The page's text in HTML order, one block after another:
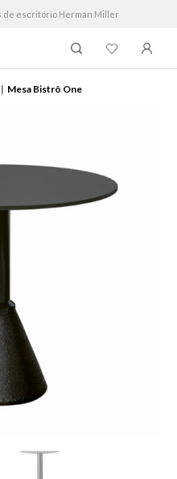
de escritório Herman Miller
Mesa Bistrô One